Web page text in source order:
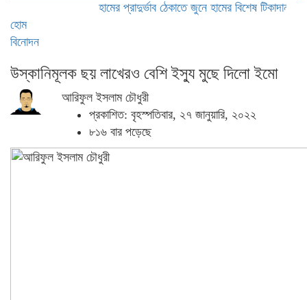
হামের প্রাদুর্ভাব ঠেকাতে জুনে হামের বিশেষ টিকাদান; টিকা
হোম
বিনোদন
উস্কানিমূলক ছয় লাখেরও বেশি ইস্যু মুছে দিলো ইমো
আরিফুল ইসলাম চৌধুরী
প্রকাশিত: বৃহস্পতিবার, ২৭ জানুয়ারি, ২০২২
৮১৬ বার পড়েছে